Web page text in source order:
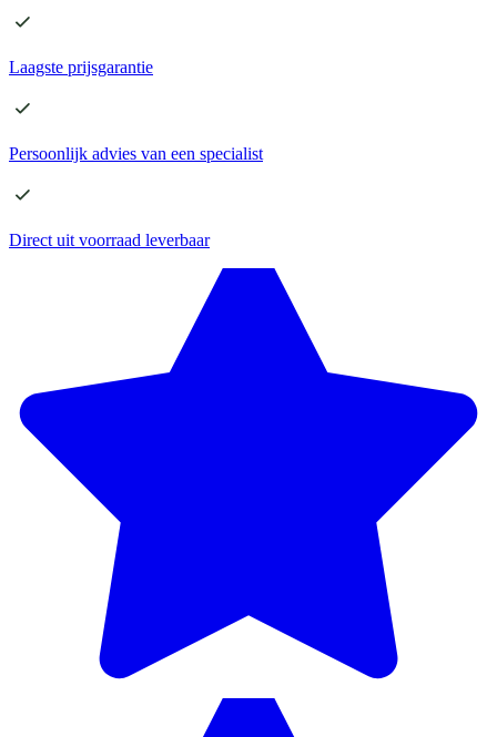
Laagste prijsgarantie
Persoonlijk advies van een specialist
Direct uit voorraad leverbaar